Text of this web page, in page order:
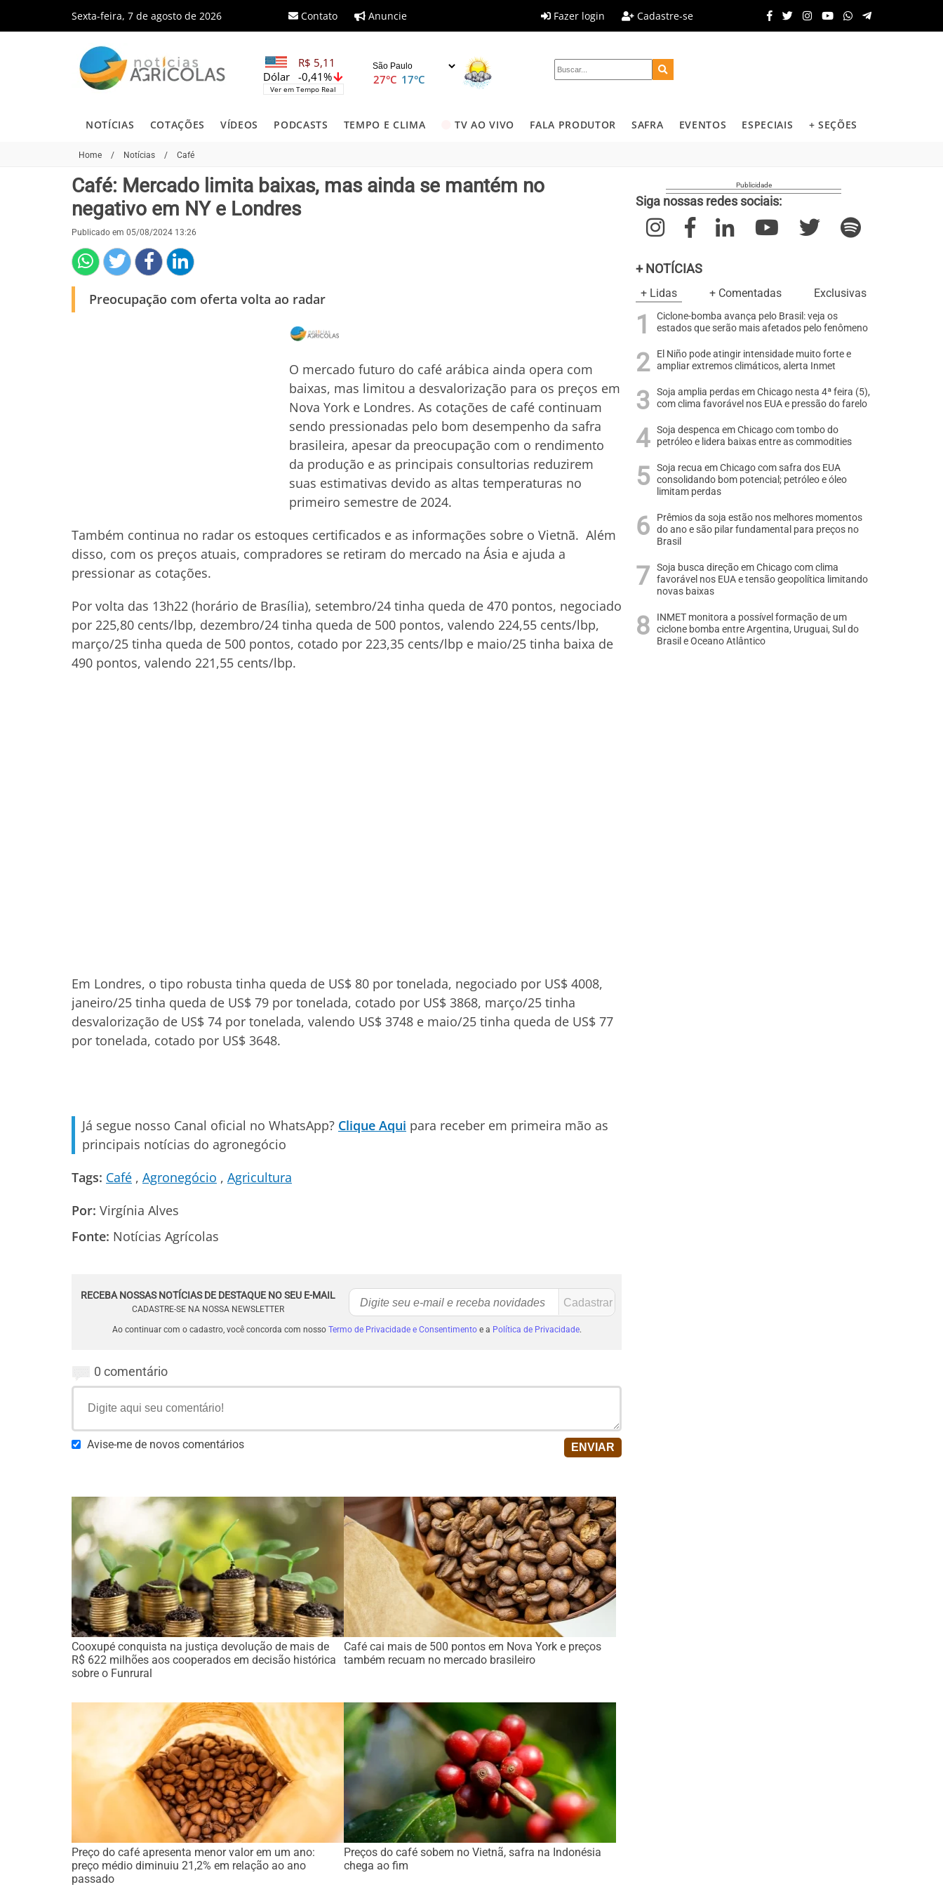
Sexta-feira, 7 de agosto de 2026 Contato Anuncie Fazer login Cadastre-se
R$ 5,11
-0,41%
Dólar
Ver em Tempo Real
27°C 17°C
NOTÍCIAS COTAÇÕES VÍDEOS PODCASTS TEMPO E CLIMA TV AO VIVO FALA PRODUTOR SAFRA EVENTOS ESPECIAIS + SEÇÕES
Home / Notícias / Café
Café: Mercado limita baixas, mas ainda se mantém no
negativo em NY e Londres
Publicado em 05/08/2024 13:26
Preocupação com oferta volta ao radar
O mercado futuro do café arábica ainda opera com
baixas, mas limitou a desvalorização para os preços em
Nova York e Londres. As cotações de café continuam
sendo pressionadas pelo bom desempenho da safra
brasileira, apesar da preocupação com o rendimento
da produção e as principais consultorias reduzirem
suas estimativas devido as altas temperaturas no
primeiro semestre de 2024.
Também continua no radar os estoques certificados e as informações sobre o Vietnã. Além
disso, com os preços atuais, compradores se retiram do mercado na Ásia e ajuda a
pressionar as cotações.
Por volta das 13h22 (horário de Brasília), setembro/24 tinha queda de 470 pontos, negociado
por 225,80 cents/lbp, dezembro/24 tinha queda de 500 pontos, valendo 224,55 cents/lbp,
março/25 tinha queda de 500 pontos, cotado por 223,35 cents/lbp e maio/25 tinha baixa de
490 pontos, valendo 221,55 cents/lbp.
Em Londres, o tipo robusta tinha queda de US$ 80 por tonelada, negociado por US$ 4008,
janeiro/25 tinha queda de US$ 79 por tonelada, cotado por US$ 3868, março/25 tinha
desvalorização de US$ 74 por tonelada, valendo US$ 3748 e maio/25 tinha queda de US$ 77
por tonelada, cotado por US$ 3648.
Já segue nosso Canal oficial no WhatsApp? Clique Aqui para receber em primeira mão as
principais notícias do agronegócio
Tags: Café Agronegócio
Agricultura
Por: Virgínia Alves
Fonte: Notícias Agrícolas
RECEBA NOSSAS NOTÍCIAS DE DESTAQUE NO SEU E-MAIL
CADASTRE-SE NA NOSSA NEWSLETTER
Ao continuar com o cadastro, você concorda com nosso Termo de Privacidade e Consentimentoe a Política de Privacidade.
0 comentário
Avise-me de novos comentários
Cooxupé conquista na justiça devolução de mais de
R$ 622 milhões aos cooperados em decisão histórica
sobre o Funrural
Café cai mais de 500 pontos em Nova York e preços
também recuam no mercado brasileiro
Preço do café apresenta menor valor em um ano:
preço médio diminuiu 21,2% em relação ao ano
passado
Preços do café sobem no Vietnã, safra na Indonésia
chega ao fim
Siga nossas redes sociais:
+ NOTÍCIAS
+ Lidas + Comentadas Exclusivas
Ciclone-bomba avança pelo Brasil: veja os
estados que serão mais afetados pelo fenômeno
El Niño pode atingir intensidade muito forte e
ampliar extremos climáticos, alerta Inmet
Soja amplia perdas em Chicago nesta 4ª feira (5),
com clima favorável nos EUA e pressão do farelo
Soja despenca em Chicago com tombo do
petróleo e lidera baixas entre as commodities
Soja recua em Chicago com safra dos EUA
consolidando bom potencial; petróleo e óleo
limitam perdas
Prêmios da soja estão nos melhores momentos
do ano e são pilar fundamental para preços no
Brasil
Soja busca direção em Chicago com clima
favorável nos EUA e tensão geopolítica limitando
novas baixas
INMET monitora a possível formação de um
ciclone bomba entre Argentina, Uruguai, Sul do
Brasil e Oceano Atlântico